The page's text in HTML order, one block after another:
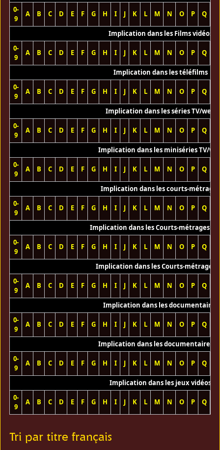
0-
9
A B C D E F G H I J K L M N O P Q
Implication dans les Films vidéos
0-
9
A B C D E F G H I J K L M N O P Q
Implication dans les téléfilms
0-
9
A B C D E F G H I J K L M N O P Q
Implication dans les séries TV/web
0-
9
A B C D E F G H I J K L M N O P Q
Implication dans les miniséries TV/
0-
9
A B C D E F G H I J K L M N O P Q
Implication dans les courts-métrages
0-
9
A B C D E F G H I J K L M N O P Q
Implication dans les Courts-métrages
0-
9
A B C D E F G H I J K L M N O P Q
Implication dans les Courts-métrages
0-
9
A B C D E F G H I J K L M N O P Q
Implication dans les documentaires
0-
9
A B C D E F G H I J K L M N O P Q
Implication dans les documentaires
0-
9
A B C D E F G H I J K L M N O P Q
Implication dans les jeux vidéos
0-
9
A B C D E F G H I J K L M N O P Q
Tri par titre français